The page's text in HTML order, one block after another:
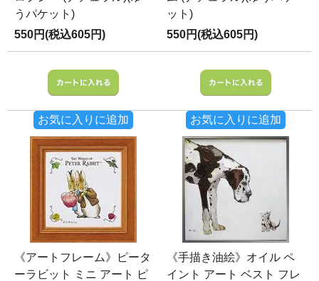
うパケット)
550円(税込605円)
お気に入りに追加
ット)
550円(税込605円)
お気に入りに追加
《アートフレーム》ピータ
ーラビット ミニ アート ピ
《手描き油絵》オイル ペ
イント アート ベスト フレ